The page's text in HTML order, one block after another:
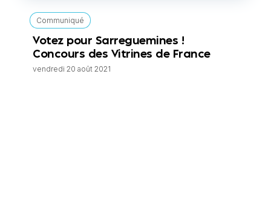
Communiqué
Votez pour Sarreguemines !
Concours des Vitrines de France
vendredi 20 août 2021